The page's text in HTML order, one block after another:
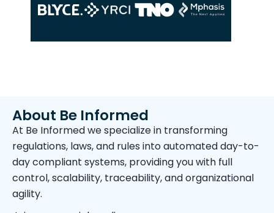
About Be Informed
At Be Informed we specialize in transforming
regulations, laws, and rules into automated day-to-
day compliant systems, providing you with full
control, scalability, traceability, and organizational
agility.